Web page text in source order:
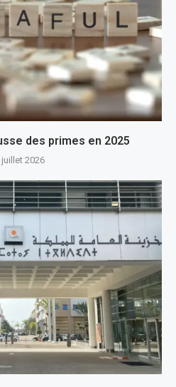
des primes en 2025
juillet 2026